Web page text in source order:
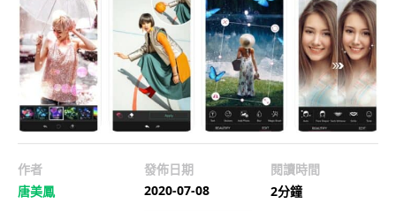
作者
唐美鳳
發佈日期
2020-07-08
閱讀時間
2分鐘